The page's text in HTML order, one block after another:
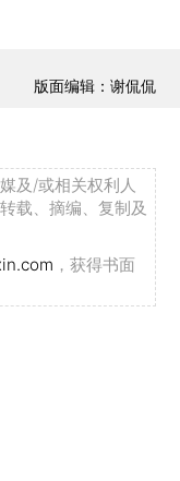
版面编辑：谢侃侃
及/或相关权利人
载、摘编、复制及
，获得书面